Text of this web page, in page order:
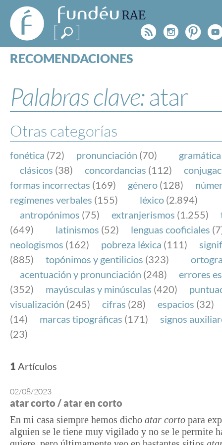
FundéuRAE
- Fundación
del Español
Urgente
Rss
RECOMENDACIONES
ESPECIALES
BLOG
NOTICIAS
SOBRE LA FUNDÉURAE
FundéuRAE es una fundación patrocinada por la
y la Real Academia Española, cuyo objetivo es
el buen uso del español en los medios de
Internet.
Palabras clave:atar
Otras categorías
fonética (72) pronunciación (70) gramática
clásicos (38) concordancias (112)
formas incorrectas (169) género (128)
regímenes verbales (155) léxico (2.894)
antropónimos (75) extranjerismos (1.255)
(649)
latinismos (52) lenguas cooficiales
neologismos (162) pobreza léxica (111)
(885)
topónimos y gentilicios (323)
acentuación y pronunciación (248)
errores
(352)
mayúsculas y minúsculas (420)
visualización (245) cifras (28) espacios (32)
(14)
marcas tipográficas (171)
signos
(23)
1 Artículos
02/08/2023
atar corto / atar en corto
En mi casa siempre hemos dicho atar corto para
alguien se le tiene muy vigilado y no se le permite